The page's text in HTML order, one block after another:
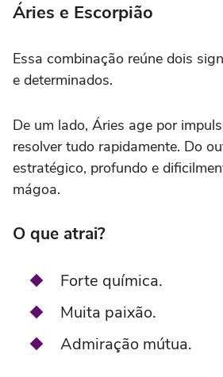
Áries e Escorpião
Essa combinação reúne dois
e determinados.
De um lado, Áries age por
resolver tudo rapidamente. Do
estratégico, profundo e
mágoa.
O que atrai?
Forte química.
Muita paixão.
Admiração mútua.